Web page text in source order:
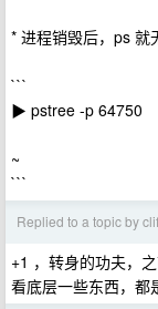
* 进程销毁后，ps 就
```
▶ pstree -p 64750
~
```
Replied to a topic by
+1 ，转身的功夫，
看底层一些东西，都